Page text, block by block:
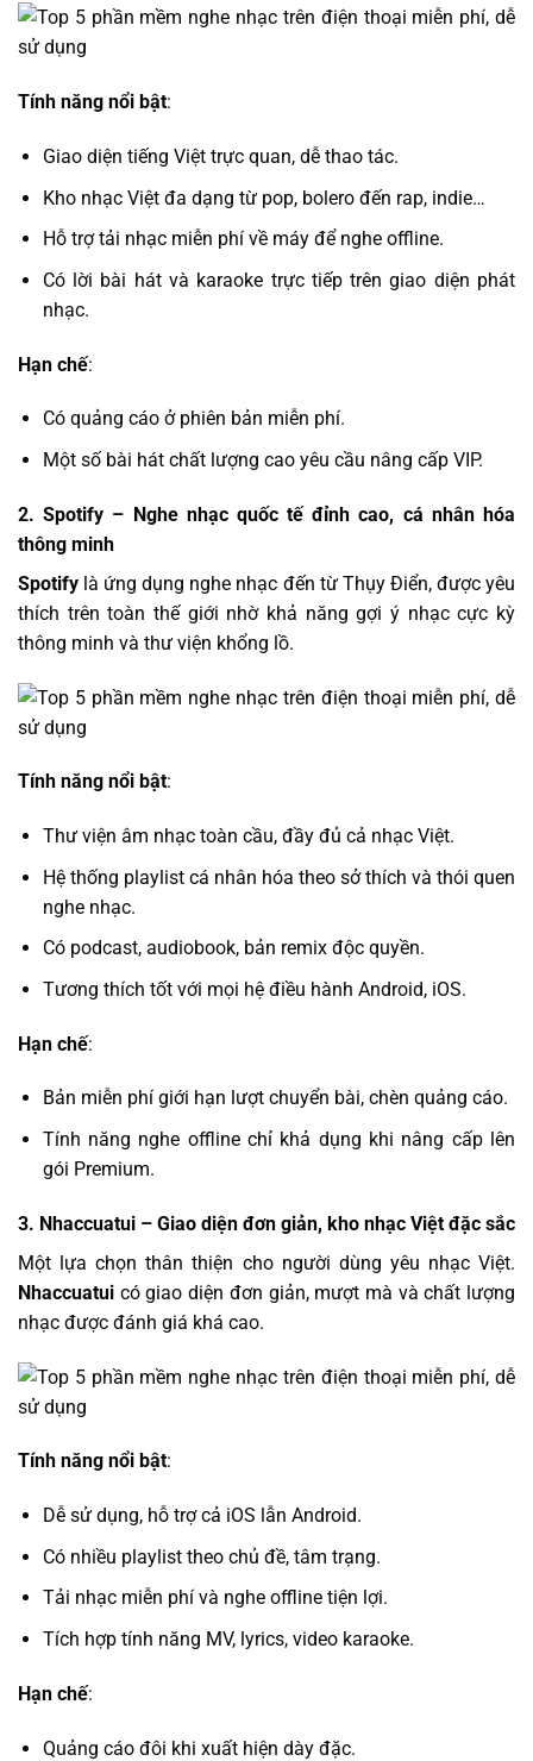
Tính năng nổi bật:
Giao diện tiếng Việt trực quan, dễ thao tác.
Kho nhạc Việt đa dạng từ pop, bolero đến rap, indie…
Hỗ trợ tải nhạc miễn phí về máy để nghe offline.
Có lời bài hát và karaoke trực tiếp trên giao diện phát
nhạc.
Hạn chế:
Có quảng cáo ở phiên bản miễn phí.
Một số bài hát chất lượng cao yêu cầu nâng cấp VIP.
2.Spotify – Nghe nhạc quốc tế đỉnh cao, cá nhân hóa
thông minh
Spotify là ứng dụng nghe nhạc đến từ Thụy Điển, được yêu
thích trên toàn thế giới nhờ khả năng gợi ý nhạc cực kỳ
thông minh và thư viện khổng lồ.
Tính năng nổi bật:
Thư viện âm nhạc toàn cầu, đầy đủ cả nhạc Việt.
Hệ thống playlist cá nhân hóa theo sở thích và thói quen
nghe nhạc.
Có podcast, audiobook, bản remix độc quyền.
Tương thích tốt với mọi hệ điều hành Android, iOS.
Hạn chế:
Bản miễn phí giới hạn lượt chuyển bài, chèn quảng cáo.
Tính năng nghe offline chỉ khả dụng khi nâng cấp lên
gói Premium.
3. Nhaccuatui – Giao diện đơn giản, kho nhạc Việt đặc sắc
Một lựa chọn thân thiện cho người dùng yêu nhạc Việt.
Nhaccuatui có giao diện đơn giản, mượt mà và chất lượng
nhạc được đánh giá khá cao.
Tính năng nổi bật:
Dễ sử dụng, hỗ trợ cả iOS lẫn Android.
Có nhiều playlist theo chủ đề, tâm trạng.
Tải nhạc miễn phí và nghe offline tiện lợi.
Tích hợp tính năng MV, lyrics, video karaoke.
Hạn chế:
Quảng cáo đôi khi xuất hiện dày đặc.